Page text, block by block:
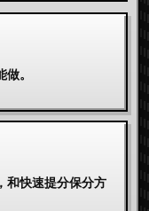
。
和快速提分保分方